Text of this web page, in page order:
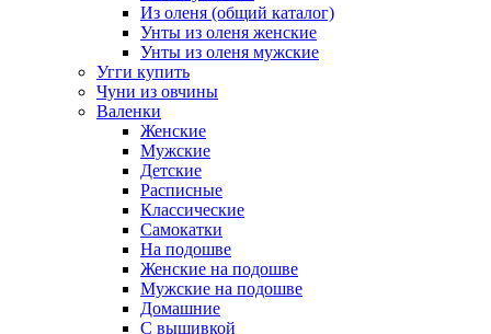
Из оленя (общий каталог)
Унты из оленя женские
Унты из оленя мужские
Угги купить
Чуни из овчины
Валенки
Женские
Мужские
Детские
Расписные
Классические
Самокатки
На подошве
Женские на подошве
Мужские на подошве
Домашние
С вышивкой